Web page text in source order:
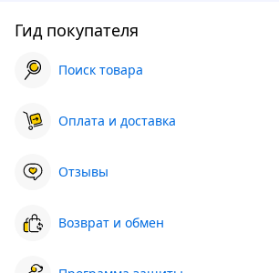
Гид покупателя
Поиск товара
Оплата и доставка
Отзывы
Возврат и обмен